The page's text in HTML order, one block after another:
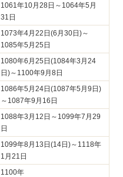
1061年10月28日～1064年5月
31日
1073年4月22日(6月30日)～
1085年5月25日
1080年6月25日(1084年3月24
日)～1100年9月8日
1086年5月24日(1087年5月9日)
～1087年9月16日
1088年3月12日～1099年7月29
日
1099年8月13日(14日)～1118年
1月21日
1100年